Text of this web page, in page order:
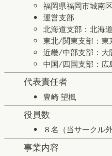
福岡県福岡市城南区
​運営支部
北海道支部：北海
東北/関東支部：東
近畿/中部支部：大
中国/四国支部：広
代表責任者
豊崎 望楓
役員数
８名（当サークル
事業内容